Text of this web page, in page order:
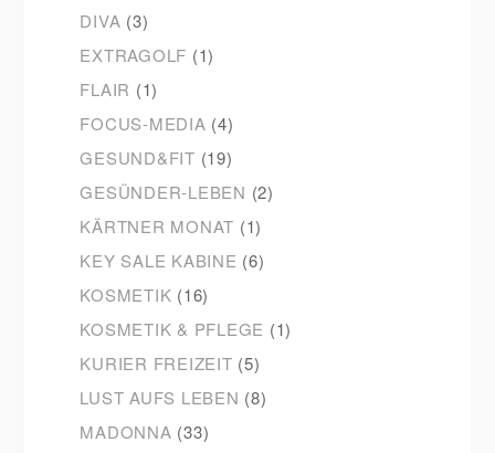
DIVA (3)
EXTRAGOLF (1)
FLAIR (1)
FOCUS-MEDIA (4)
GESUND&FIT (19)
GESÜNDER-LEBEN (2)
KÄRTNER MONAT (1)
KEY SALE KABINE (6)
KOSMETIK (16)
KOSMETIK & PFLEGE (1)
KURIER FREIZEIT (5)
LUST AUFS LEBEN (8)
MADONNA (33)